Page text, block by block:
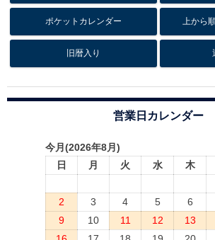
ポケットカレンダー 上から
旧暦入り
営業日カレンダー
今月(2026年8月)
日
月 火 水 木
2
3 4 5 6
9
10 11 12 13